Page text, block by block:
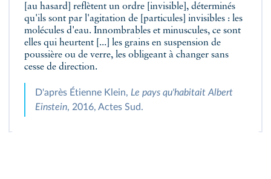
[au hasard] reflètent un ordre [invisible], déterminés
qu'ils sont par l'agitation de [particules] invisibles : les
molécules d'eau. Innombrables et minuscules, ce sont
elles qui heurtent [...] les grains en suspension de
poussière ou de verre, les obligeant à changer sans
cesse de direction.
D'après Étienne Klein, Le pays qu'habitait Albert
Einstein, 2016, Actes Sud.